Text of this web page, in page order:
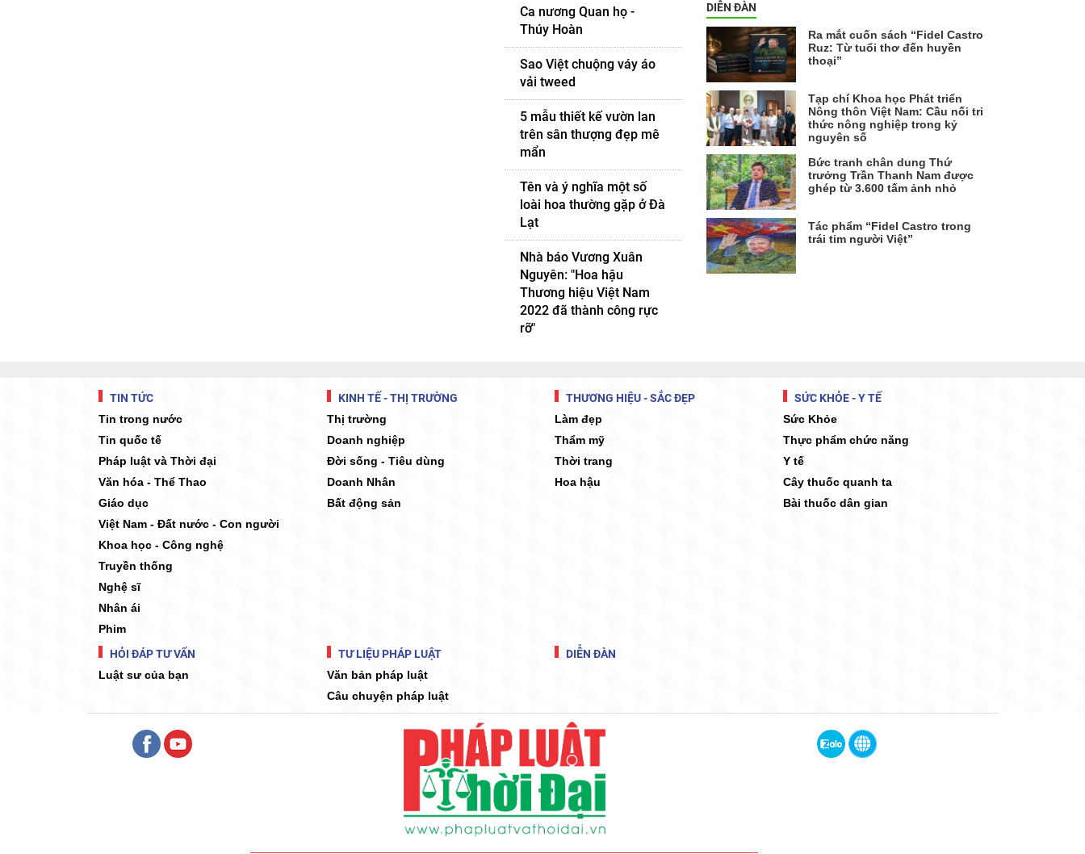
Ca nương Quan họ -
Thúy Hoàn
Sao Việt chuộng váy áo
vải tweed
5 mẫu thiết kế vườn lan
trên sân thượng đẹp mê
mẩn
Tên và ý nghĩa một số
loài hoa thường gặp ở Đà
Lạt
Nhà báo Vương Xuân
Nguyên: "Hoa hậu
Thương hiệu Việt Nam
2022 đã thành công rực
rỡ"
DIỄN ĐÀN
Ra mắt cuốn sách “Fidel Castro
Ruz: Từ tuổi thơ đến huyền
thoại”
Tạp chí Khoa học Phát triển
Nông thôn Việt Nam: Cầu nối tri
thức nông nghiệp trong kỷ
nguyên số
Bức tranh chân dung Thứ
trưởng Trần Thanh Nam được
ghép từ 3.600 tấm ảnh nhỏ
Tác phẩm “Fidel Castro trong
trái tim người Việt”
TIN TỨC
Tin trong nước
Tin quốc tế
Pháp luật và Thời đại
Văn hóa - Thể Thao
Giáo dục
Việt Nam - Đất nước - Con người
Khoa học - Công nghệ
Truyền thống
Nghệ sĩ
Nhân ái
Phim
KINH TẾ - THỊ TRƯỜNG
Thị trường
Doanh nghiệp
Đời sống - Tiêu dùng
Doanh Nhân
Bất động sản
THƯƠNG HIỆU - SẮC ĐẸP
Làm đẹp
Thẩm mỹ
Thời trang
Hoa hậu
SỨC KHỎE - Y TẾ
Sức Khỏe
Thực phẩm chức năng
Y tế
Cây thuốc quanh ta
Bài thuốc dân gian
HỎI ĐÁP TƯ VẤN
Luật sư của bạn
TƯ LIỆU PHÁP LUẬT
Văn bản pháp luật
Câu chuyện pháp luật
DIỄN ĐÀN